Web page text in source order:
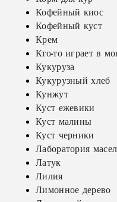
Кофейный киос
Кофейный куст
Крем
Кто-то играет в
Кукуруза
Кукурузный хлеб
Кунжут
Куст ежевики
Куст малины
Куст черники
Лаборатория масел
Латук
Лилия
Лимонное дерево